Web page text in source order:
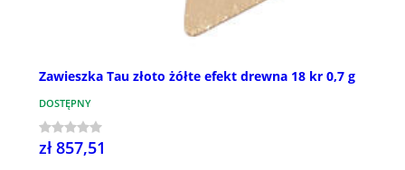
Zawieszka Tau złoto żółte efekt drewna 18 kr 0,7 g
DOSTĘPNY
zł 857,51